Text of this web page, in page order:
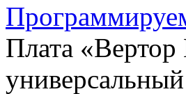
Плата «Вертор